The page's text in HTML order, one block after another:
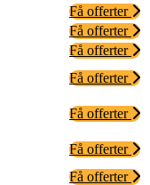
Få offerter
Få offerter
Få offerter
Få offerter
Få offerter
Få offerter
Få offerter